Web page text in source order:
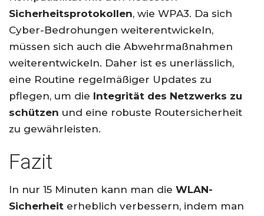
Sicherheitsprotokollen, wie WPA3. Da sich
Cyber-Bedrohungen weiterentwickeln,
müssen sich auch die Abwehrmaßnahmen
weiterentwickeln. Daher ist es unerlässlich,
eine Routine regelmäßiger Updates zu
pflegen, um die Integrität des Netzwerks zu
schützen und eine robuste Routersicherheit
zu gewährleisten.
Fazit
In nur 15 Minuten kann man die WLAN-
Sicherheit erheblich verbessern, indem man